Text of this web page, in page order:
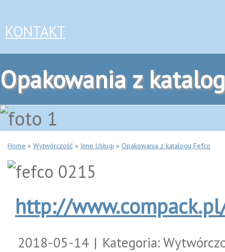
KONTAKT
Opakowania z
Home » Wytwórczość » Inne Usługi » Opakowania z katalogu Fefco
http://
2018-05-14 | Kategoria: